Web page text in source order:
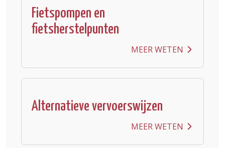
Fietspompen en
fietsherstelpunten
MEER WETEN
Alternatieve vervoerswijzen
MEER WETEN